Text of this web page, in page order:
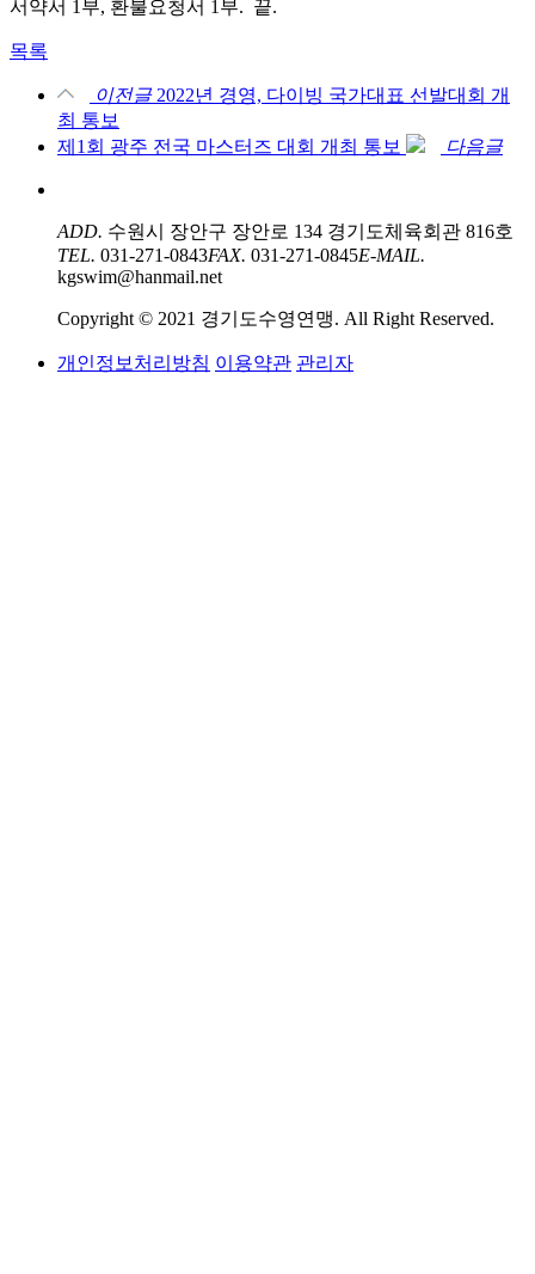
서약서 1부, 환불요청서 1부. 끝.
목록
이전글 2022년 경영, 다이빙 국가대표 선발대회 개
최 통보
제1회 광주 전국 마스터즈 대회 개최 통보
다음글
ADD. 수원시 장안구 장안로 134 경기도체육회관 816호
TEL. 031-271-0843FAX. 031-271-0845E-MAIL.
kgswim@hanmail.net
Copyright © 2021 경기도수영연맹. All Right Reserved.
개인정보처리방침 이용약관 관리자